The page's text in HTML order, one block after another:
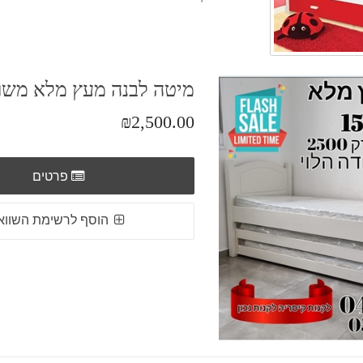
מיטה לבנה מעץ מלא
₪2,500.00
פרטים
הוסף לרשימת